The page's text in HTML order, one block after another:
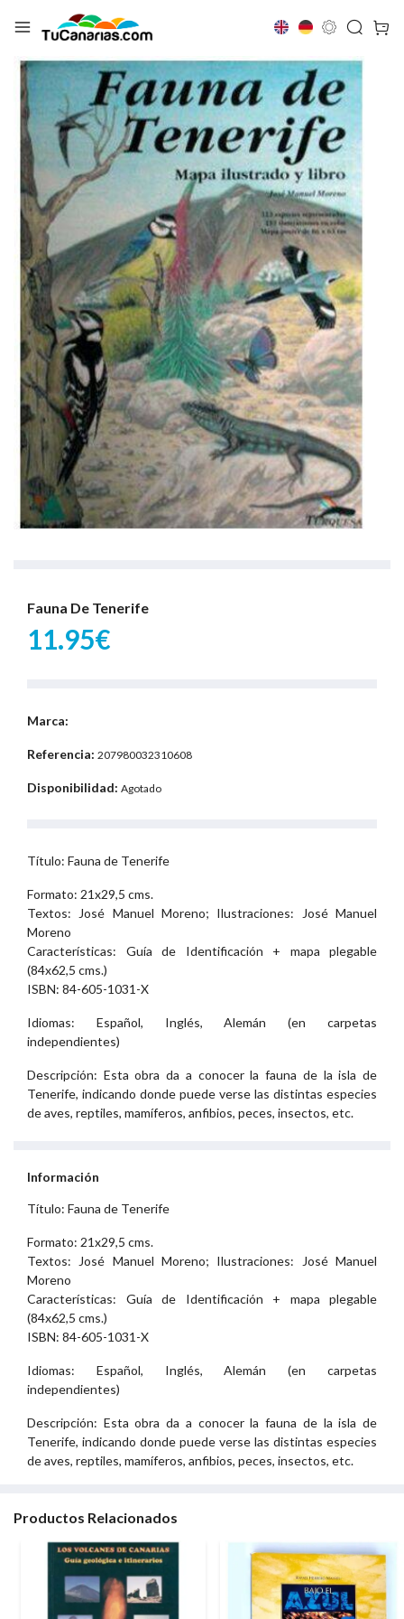
Fauna De Tenerife
11.95€
Marca:
Referencia: 207980032310608
Disponibilidad: Agotado
Título: Fauna de Tenerife
Formato: 21x29,5 cms.
Textos: José Manuel Moreno; Ilustraciones: José Manuel
Moreno
Características: Guía de Identificación + mapa plegable
(84x62,5 cms.)
ISBN: 84-605-1031-X
Idiomas: Español, Inglés, Alemán (en carpetas
independientes)
Descripción: Esta obra da a conocer la fauna de la isla de
Tenerife, indicando donde puede verse las distintas especies
de aves, reptiles, mamíferos, anfibios, peces, insectos, etc.
Información
Título: Fauna de Tenerife
Formato: 21x29,5 cms.
Textos: José Manuel Moreno; Ilustraciones: José Manuel
Moreno
Características: Guía de Identificación + mapa plegable
(84x62,5 cms.)
ISBN: 84-605-1031-X
Idiomas: Español, Inglés, Alemán (en carpetas
independientes)
Descripción: Esta obra da a conocer la fauna de la isla de
Tenerife, indicando donde puede verse las distintas especies
de aves, reptiles, mamíferos, anfibios, peces, insectos, etc.
Productos Relacionados